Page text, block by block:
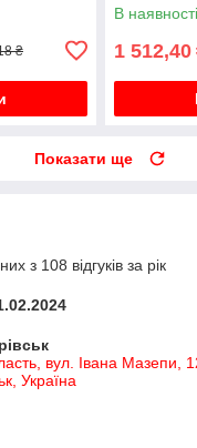
₴
В наявності
1 512,40
Показати ще
з 108 відгуків за рік
вул. Івана Мазепи,
Україна